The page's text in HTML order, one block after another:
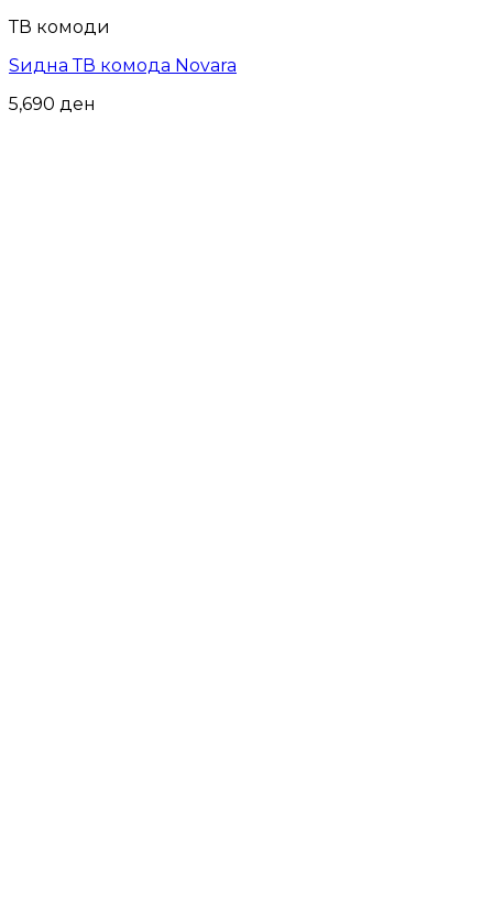
ТВ комоди
Ѕидна ТВ комода Novara
5,690 ден